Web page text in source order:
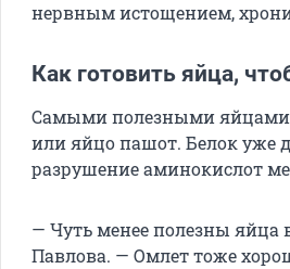
нервным истощением,
Как готовить яйца,
Самыми полезными яйцами
или яйцо пашот. Белок уже
разрушение аминокислот
— Чуть менее полезны яйца
Павлова. — Омлет тоже